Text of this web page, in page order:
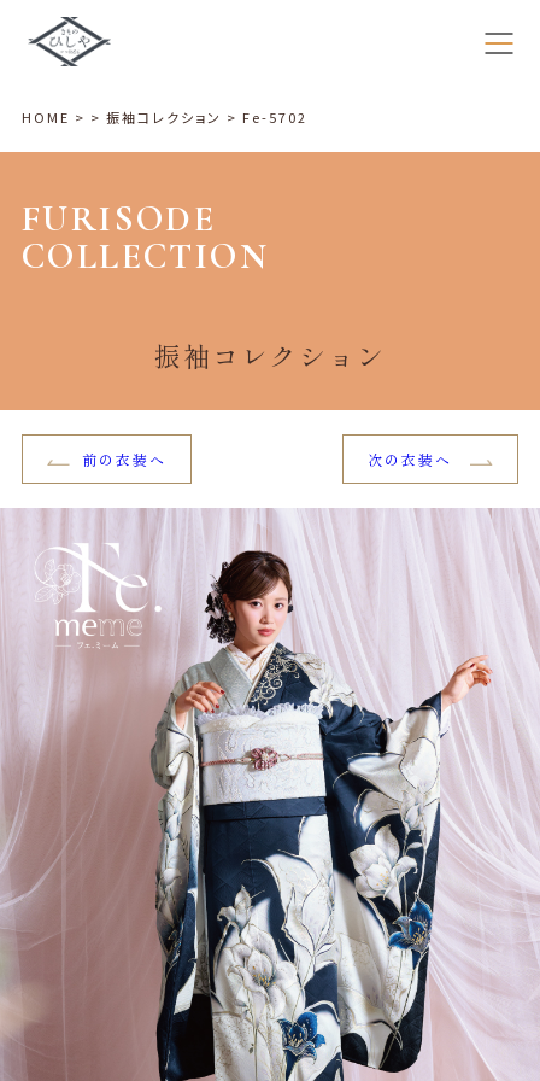
HOME > > 振袖コレクション > Fe-5702
FURISODE
COLLECTION
振袖コレクション
前の衣装へ 次の衣装へ